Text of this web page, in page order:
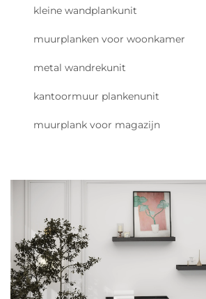
kleine wandplankunit
muurplanken voor woonkamer
metal wandrekunit
kantoormuur plankenunit
muurplank voor magazijn